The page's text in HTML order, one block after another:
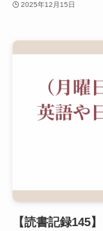
2025年12月15日
【読書記録145